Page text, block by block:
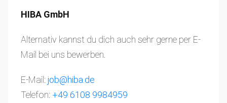
HIBA GmbH
Alternativ kannst du dich auch sehr gerne per E-
Mail bei uns bewerben.
E-Mail: job@hiba.de
Telefon: +49 6108 9984959